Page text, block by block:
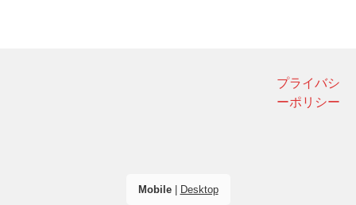
プライバシ
ーポリシー
Mobile| Desktop